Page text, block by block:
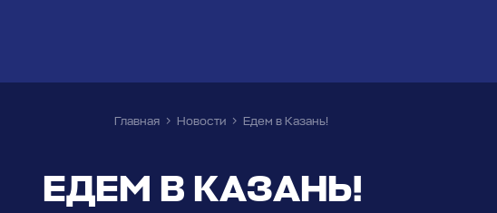
Главная Новости Едем в Казань!
ЕДЕМ В КАЗАНЬ!